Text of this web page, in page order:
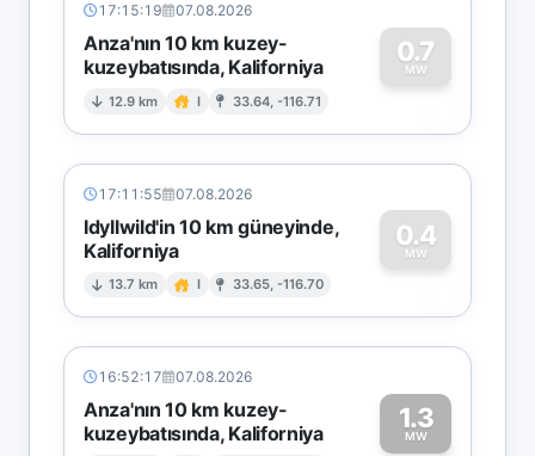
17:15:19 07.08.2026
Anza'nın 10 km kuzey-
kuzeybatısında, Kaliforniya
12.9 km I 33.64, -116.71
0.7
MW
0
17:11:55 07.08.2026
Idyllwild'in 10 km güneyinde,
Kaliforniya
13.7 km I 33.65, -116.70
0.4
MW
0
16:52:17 07.08.2026
Anza'nın 10 km kuzey-
kuzeybatısında, Kaliforniya
1.3
MW